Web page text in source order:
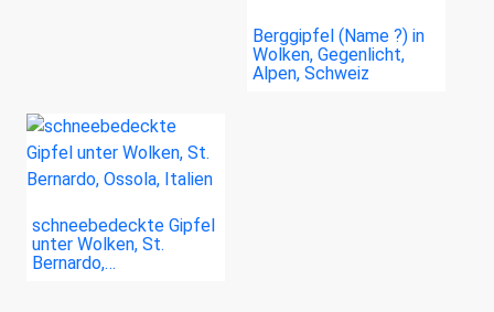
Berggipfel (Name ?) in
Wolken, Gegenlicht,
Alpen, Schweiz
schneebedeckte Gipfel
unter Wolken, St.
Bernardo,…